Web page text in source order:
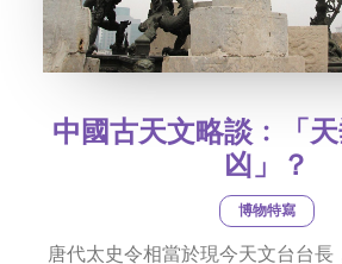
中國古天文略談﹕「
凶」？
博物特寫
唐代太史令相當於現今天文台台長